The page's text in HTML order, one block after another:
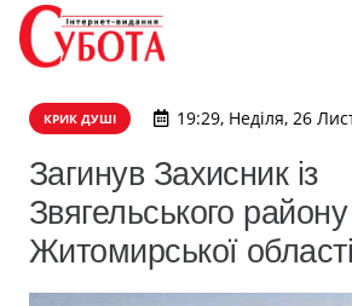
КРИК ДУШІ 19:29, Неділя, 26
Загинув Захисник із
Звягельського району
Житомирської області